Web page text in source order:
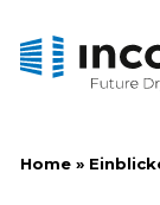
Home»